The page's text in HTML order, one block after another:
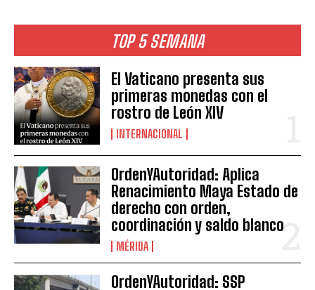
TOP 5 SEMANA
El Vaticano presenta sus
primeras monedas con el
rostro de León XIV
INTERNACIONAL
OrdenYAutoridad: Aplica
Renacimiento Maya Estado de
derecho con orden,
coordinación y saldo blanco
MÉRIDA
OrdenYAutoridad: SSP